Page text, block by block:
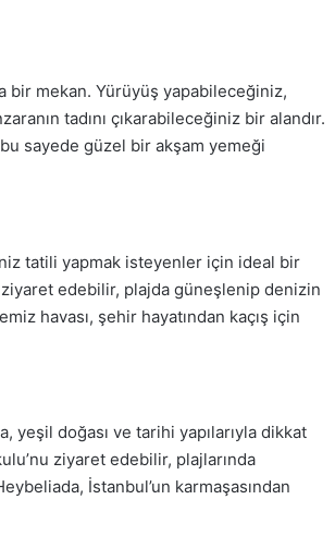
bir mekan. Yürüyüş yapabileceğiniz,
tadını çıkarabileceğiniz bir alandır.
sayede güzel bir akşam yemeği
tatili yapmak isteyenler için ideal bir
edebilir, plajda güneşlenip denizin
havası, şehir hayatından kaçış için
yeşil doğası ve tarihi yapılarıyla dikkat
ziyaret edebilir, plajlarında
İstanbul’un karmaşasından